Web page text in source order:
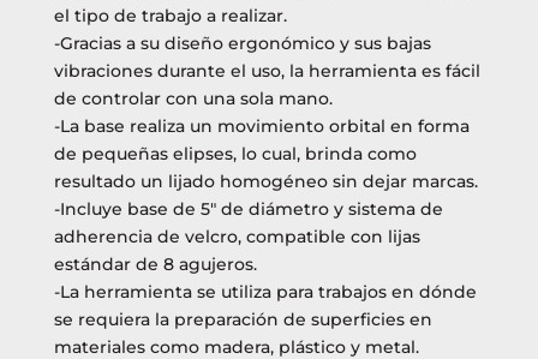
el tipo de trabajo a realizar.
-Gracias a su diseño ergonómico y sus bajas
vibraciones durante el uso, la herramienta es fácil
de controlar con una sola mano.
-La base realiza un movimiento orbital en forma
de pequeñas elipses, lo cual, brinda como
resultado un lijado homogéneo sin dejar marcas.
-Incluye base de 5″ de diámetro y sistema de
adherencia de velcro, compatible con lijas
estándar de 8 agujeros.
-La herramienta se utiliza para trabajos en dónde
se requiera la preparación de superficies en
materiales como madera, plástico y metal.